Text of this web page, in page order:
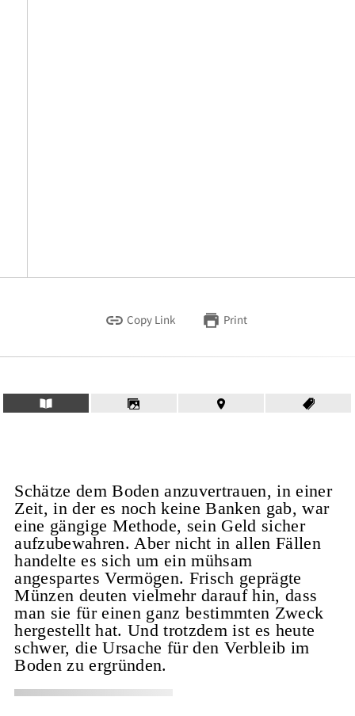
Copy Link Print
Schätze dem Boden anzuvertrauen, in einer
Zeit, in der es noch keine Banken gab, war
eine gängige Methode, sein Geld sicher
aufzubewahren. Aber nicht in allen Fällen
handelte es sich um ein mühsam
angespartes Vermögen. Frisch geprägte
Münzen deuten vielmehr darauf hin, dass
man sie für einen ganz bestimmten Zweck
hergestellt hat. Und trotzdem ist es heute
schwer, die Ursache für den Verbleib im
Boden zu ergründen.